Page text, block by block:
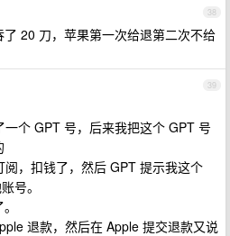
38
20 刀，苹果第一次给退第二次不给
39
个 GPT 号，后来我把这个 GPT 号
，扣钱了，然后 GPT 提示我这个
号。
退款，然后在 Apple 提交退款又说